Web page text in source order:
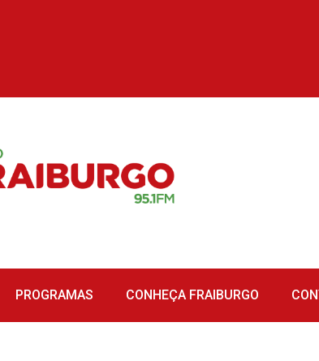
PROGRAMAS CONHEÇA FRAIBURGO